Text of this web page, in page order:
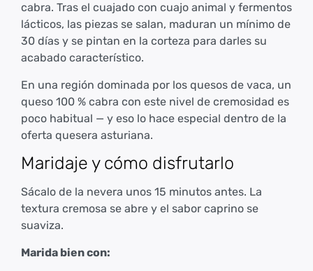
cabra. Tras el cuajado con cuajo animal y fermentos
lácticos, las piezas se salan, maduran un mínimo de
30 días y se pintan en la corteza para darles su
acabado característico.
En una región dominada por los quesos de vaca, un
queso 100 % cabra con este nivel de cremosidad es
poco habitual — y eso lo hace especial dentro de la
oferta quesera asturiana.
Maridaje y cómo disfrutarlo
Sácalo de la nevera unos 15 minutos antes. La
textura cremosa se abre y el sabor caprino se
suaviza.
Marida bien con: